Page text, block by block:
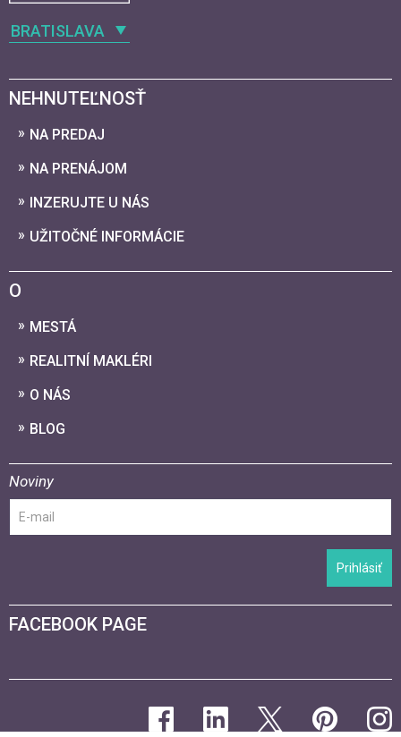
BRATISLAVA
NEHNUTEĽNOSŤ
NA PREDAJ
NA PRENÁJOM
INZERUJTE U NÁS
UŽITOČNÉ INFORMÁCIE
O
MESTÁ
REALITNÍ MAKLÉRI
O NÁS
BLOG
Noviny
Prihlásiť
FACEBOOK PAGE